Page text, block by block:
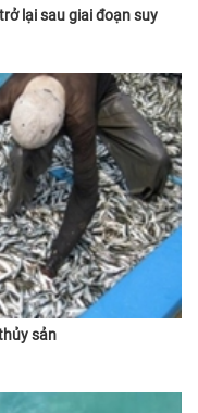
lại sau giai đoạn suy
sản